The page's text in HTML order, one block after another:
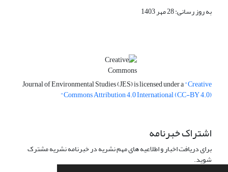
به روز رسانی: 28 مهر 1403
Journal of Environmental Studies (JES) is licensed under a"Creative
Commons Attribution 4.0 International (CC-BY 4.0)"
اشتراک خبرنامه
برای دریافت اخبار و اطلاعیه های مهم نشریه در خبرنامه نشریه مشترک
شوید.